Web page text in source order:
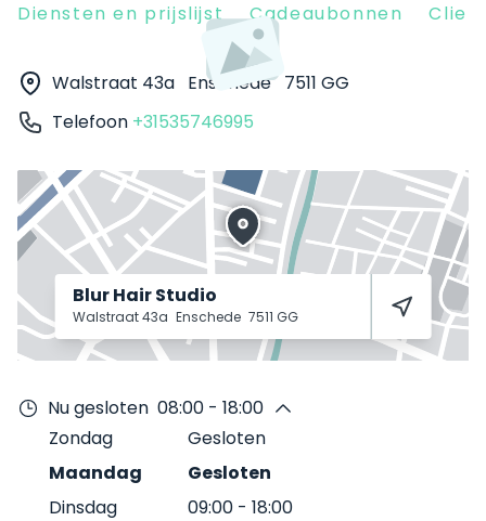
Diensten en prijslijst Cadeaubonnen
Walstraat 43a Enschede 7511 GG
Telefoon +31535746995
Blur Hair Studio
Walstraat 43a Enschede 7511 GG
Nu gesloten 08:00 - 18:00
Zondag
Gesloten
Maandag
Gesloten
Dinsdag
09:00 - 18:00